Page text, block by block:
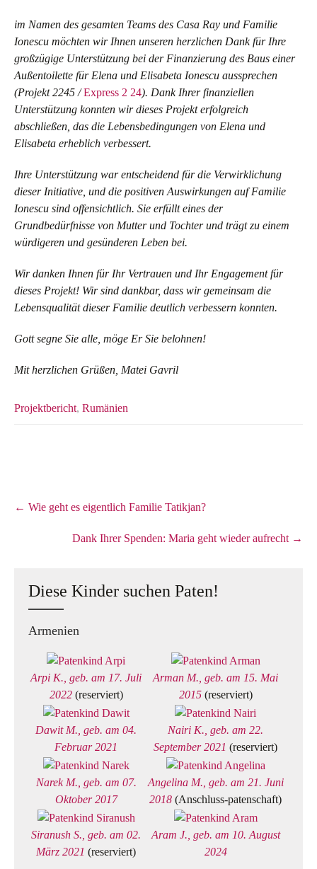
im Namen des gesamten Teams des Casa Ray und Familie
Ionescu möchten wir Ihnen unseren herzlichen Dank für Ihre
großzügige Unterstützung bei der Finanzierung des Baus einer
Außentoilette für Elena und Elisabeta Ionescu aussprechen
(Projekt 2245 /Express 2 24). Dank Ihrer finanziellen
Unterstützung konnten wir dieses Projekt erfolgreich
abschließen, das die Lebensbedingungen von Elena und
Elisabeta erheblich verbessert.
Ihre Unterstützung war entscheidend für die Verwirklichung
dieser Initiative, und die positiven Auswirkungen auf Familie
Ionescu sind offensichtlich. Sie erfüllt eines der
Grundbedürfnisse von Mutter und Tochter und trägt zu einem
würdigeren und gesünderen Leben bei.
Wir danken Ihnen für Ihr Vertrauen und Ihr Engagement für
dieses Projekt! Wir sind dankbar, dass wir gemeinsam die
Lebensqualität dieser Familie deutlich verbessern konnten.
Gott segne Sie alle, möge Er Sie belohnen!
Mit herzlichen Grüßen, Matei Gavril
Projektbericht, Rumänien
Post
navigation
← Wie geht es eigentlich Familie Tatikjan?
Dank Ihrer Spenden: Maria geht wieder aufrecht →
Diese Kinder suchen Paten!
Armenien
Arpi K., geb. am 17. Juli
2022(reserviert)
Arman M., geb. am 15. Mai
2015(reserviert)
Dawit M., geb. am 04.
Februar 2021
Nairi K., geb. am 22.
September 2021 (reserviert)
Narek M., geb. am 07.
Oktober 2017
Angelina M., geb. am 21. Juni
2018 (Anschluss-patenschaft)
Siranush S., geb. am 02.
März 2021 (reserviert)
Aram J., geb. am 10. August
2024